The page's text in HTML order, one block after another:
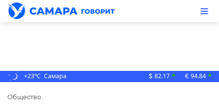
+23°C Самара $ 82.17 ▲ € 94.84 ▲
Общество